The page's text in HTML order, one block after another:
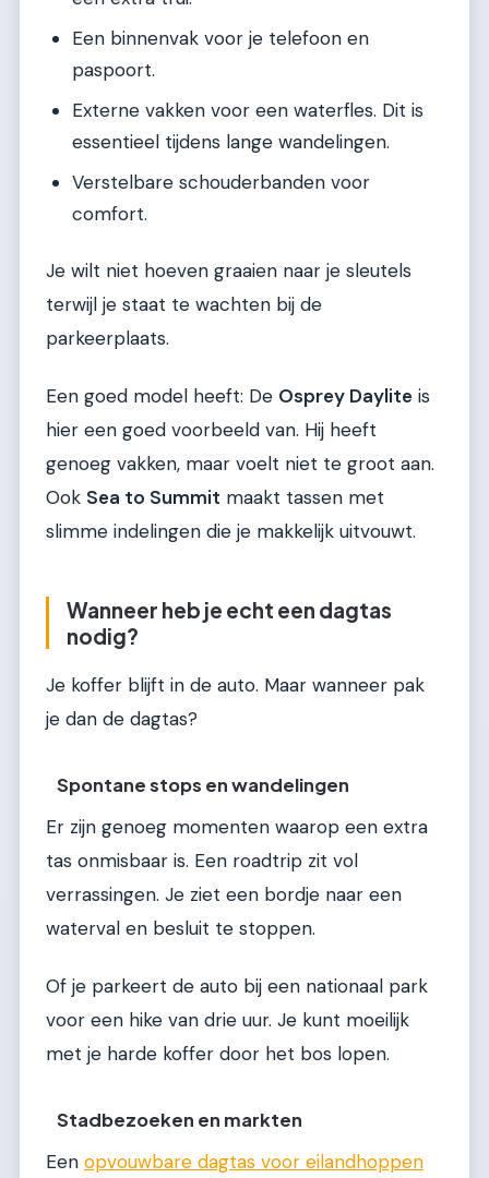
Een binnenvak voor je telefoon en
paspoort.
Externe vakken voor een waterfles. Dit is
essentieel tijdens lange wandelingen.
Verstelbare schouderbanden voor
comfort.
Je wilt niet hoeven graaien naar je sleutels
terwijl je staat te wachten bij de
parkeerplaats.
Een goed model heeft: De Osprey Daylite is
hier een goed voorbeeld van. Hij heeft
genoeg vakken, maar voelt niet te groot aan.
Ook Sea to Summit maakt tassen met
slimme indelingen die je makkelijk uitvouwt.
Wanneer heb je echt een dagtas
nodig?
Je koffer blijft in de auto. Maar wanneer pak
je dan de dagtas?
Spontane stops en wandelingen
Er zijn genoeg momenten waarop een extra
tas onmisbaar is. Een roadtrip zit vol
verrassingen. Je ziet een bordje naar een
waterval en besluit te stoppen.
Of je parkeert de auto bij een nationaal park
voor een hike van drie uur. Je kunt moeilijk
met je harde koffer door het bos lopen.
Stadbezoeken en markten
Een opvouwbare dagtas voor eilandhoppen